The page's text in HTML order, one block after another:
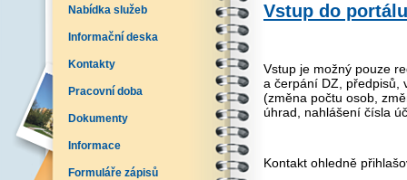
Nabídka služeb
Informační deska
Kontakty
Pracovní doba
Dokumenty
Informace
Formuláře zápisů
Vstup do
Vstup je možný pouze
a čerpání DZ, předpisů,
(změna počtu osob,
úhrad, nahlášení čísla
Kontakt ohledně